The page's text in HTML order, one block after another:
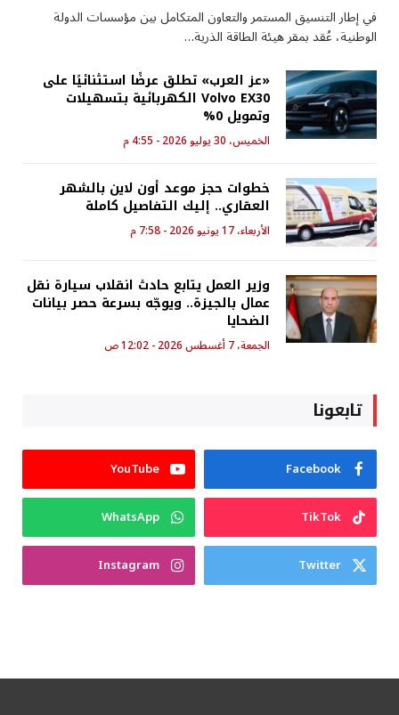
في إطار التنسيق المستمر والتعاون المتكامل بين مؤسسات الدولة
الوطنية، عُقد بمقر هيئة الطاقة الذرية…
«عز العرب» تطلق عرضًا استثنائيًا على
Volvo EX30 الكهربائية بتسهيلات
وتمويل 0%
الخميس، 30 يوليو 2026 - 4:55 م
خطوات حجز موعد أون لاين بالشهر
العقاري.. إليك التفاصيل كاملة
الأربعاء، 17 يونيو 2026 - 7:58 م
وزير العمل يتابع حادث انقلاب سيارة نقل
عمال بالجيزة.. ويوجّه بسرعة حصر بيانات
الضحايا
الجمعة، 7 أغسطس 2026 - 12:02 ص
تابعونا
Facebook
YouTube
TikTok
WhatsApp
Twitter
Instagram